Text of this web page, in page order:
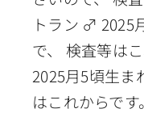
トラン ♂ 2025
で、 検査等は
2025月5頃生ま
はこれからで